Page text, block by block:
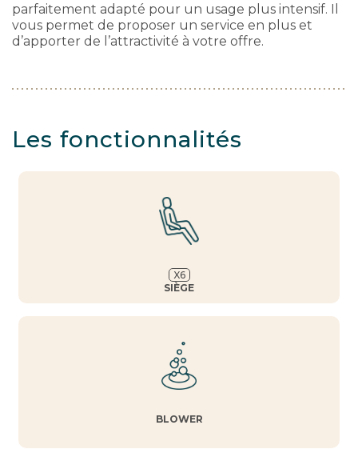
parfaitement adapté pour un usage plus intensif. Il
vous permet de proposer un service en plus et
d’apporter de l’attractivité à votre offre.
Les fonctionnalités
X6
SIÈGE
BLOWER